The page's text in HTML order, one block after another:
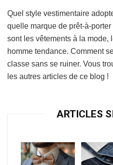
Quel style vestimentaire
quelle marque de prêt-à-
sont les vêtements à la mode,
homme tendance. Comment
classe sans se ruiner. Vous
les autres articles de ce blog !
ARTICLES